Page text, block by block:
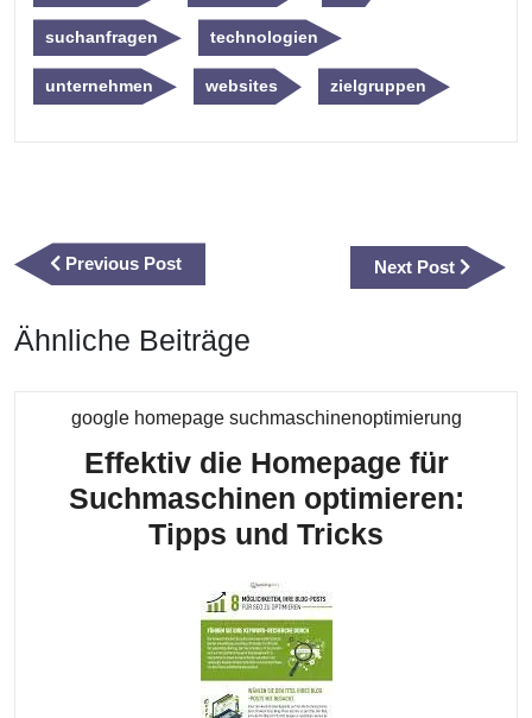
suchanfragen technologien
unternehmen websites zielgruppen
Previous PostPrevious
Post
Next Post
Next
Post
Ähnliche Beiträge
google homepage suchmaschinenoptimierung
Effektiv die Homepage für
Suchmaschinen optimieren:
Tipps und Tricks